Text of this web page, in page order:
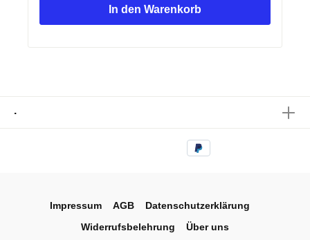
In den Warenkorb
.
Impressum AGB
Datenschutzerklärung
Widerrufsbelehrung
Über uns